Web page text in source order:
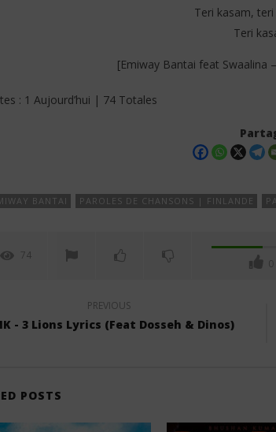
Teri kasam,
Teri
[Emiway Bantai feat Swaalina
: 1 Aujourd’hui | 74 Totales
BANTAI PAROLES DE CHANSONS | FINLANDE
74
0
PREVIOUS
- 3 Lions Lyrics (Feat Dosseh & Dinos)
POSTS